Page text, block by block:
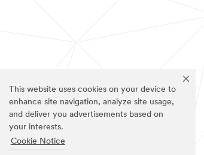
This website uses cookies on your device to
enhance site navigation, analyze site usage,
and deliver you advertisements based on
your interests.
Cookie Notice